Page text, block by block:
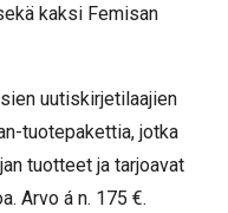
kaksi Femisan
uutiskirjetilaajien
tuotepakettia, jotka
tuotteet ja tarjoavat
Arvo á n. 175 €.